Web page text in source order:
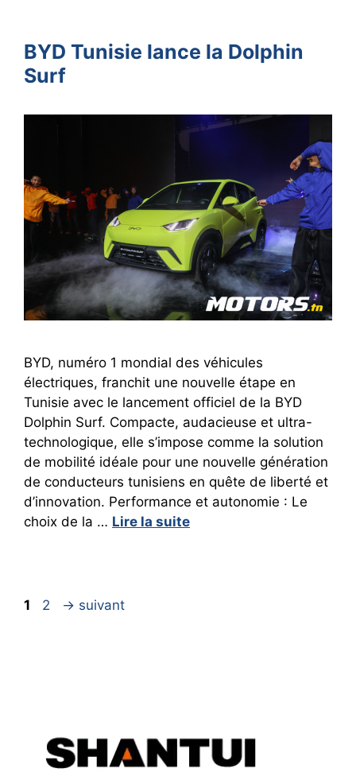
BYD Tunisie lance la Dolphin
Surf
BYD, numéro 1 mondial des véhicules
électriques, franchit une nouvelle étape en
Tunisie avec le lancement officiel de la BYD
Dolphin Surf. Compacte, audacieuse et ultra-
technologique, elle s’impose comme la solution
de mobilité idéale pour une nouvelle génération
de conducteurs tunisiens en quête de liberté et
d’innovation. Performance et autonomie : Le
choix de la … Lire la suite
Page
1 Page
2 → suivant